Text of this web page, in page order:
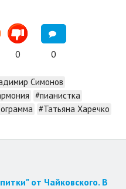
0 0
Симонов
#пианистка
#Татьяна Харечко
от Чайковского. В